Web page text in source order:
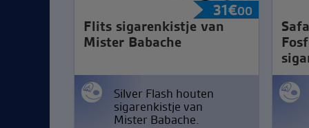
31€00
Flits sigarenkistje van
Mister Babache
Silver Flash houten
sigarenkistje van
Mister Babache.